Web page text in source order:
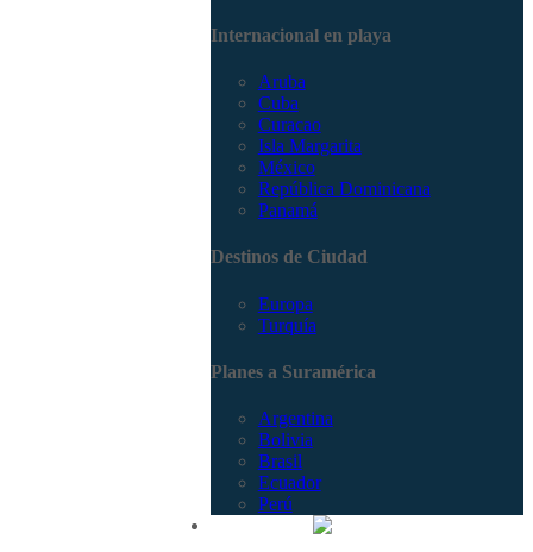
Internacional en playa
Aruba
Cuba
Curacao
Isla Margarita
México
República Dominicana
Panamá
Destinos de Ciudad
Europa
Turquía
Planes a Suramérica
Argentina
Bolivia
Brasil
Ecuador
Perú